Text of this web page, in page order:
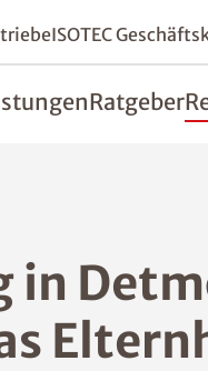
ISOTEC
Ratgeber
in